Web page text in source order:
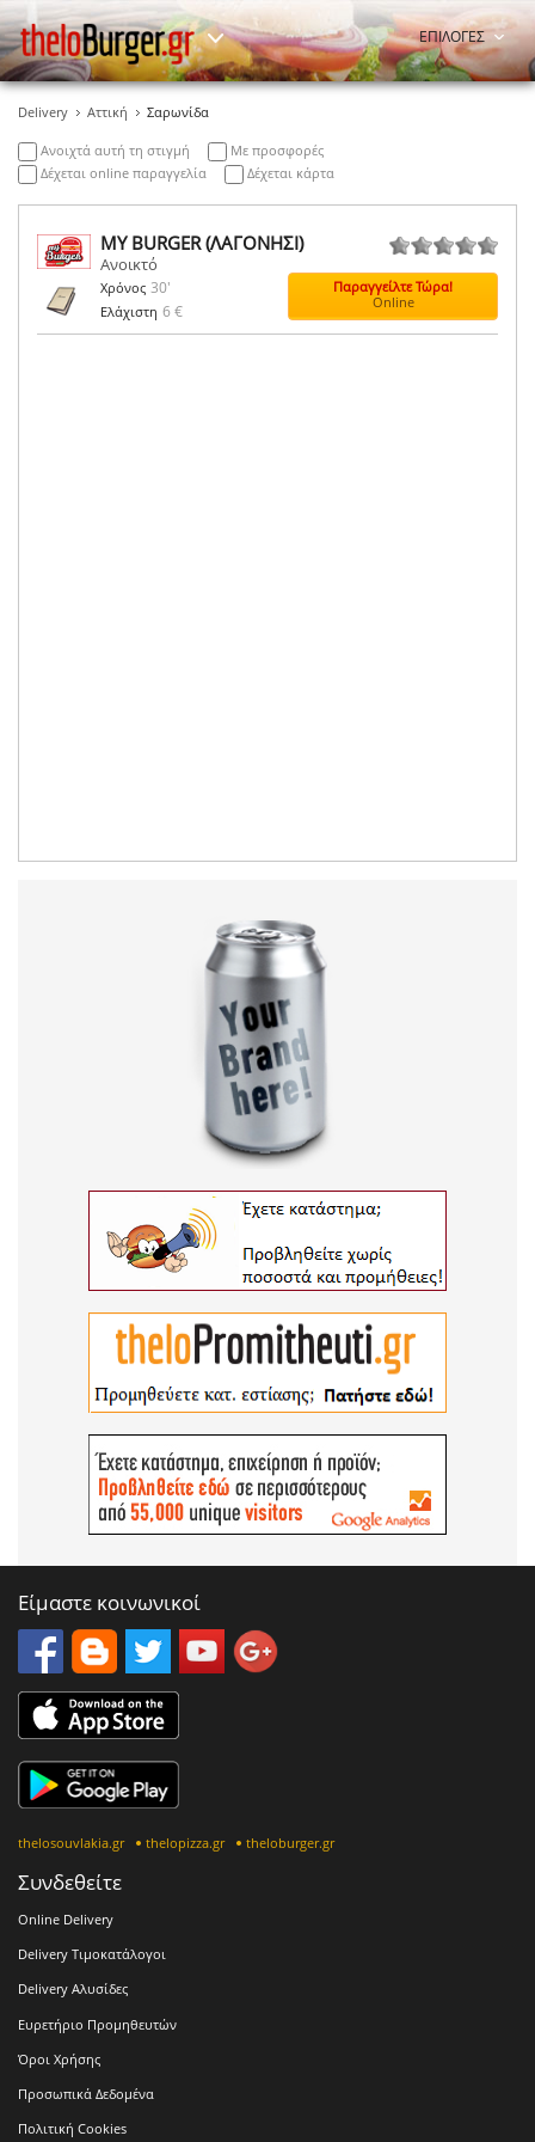
ΕΠΙΛΟΓΕΣ
Delivery Αττική Σαρωνίδα
Ανοιχτά αυτή τη στιγμή
Με προσφορές
Δέχεται online παραγγελία
Δέχεται κάρτα
MY BURGER (ΛΑΓΟΝΗΣΙ)
Ανοικτό
Χρόνος 30'
Ελάχιστη 6 €
Παραγγείλτε Τώρα!
Online
Είμαστε κοινωνικοί
thelosouvlakia.gr thelopizza.gr theloburger.gr
Συνδεθείτε
Online Delivery
Delivery Τιμοκατάλογοι
Delivery Αλυσίδες
Ευρετήριο Προμηθευτών
Όροι Χρήσης
Προσωπικά Δεδομένα
Πολιτική Cookies